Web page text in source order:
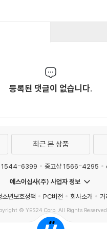
등록된 댓글이 없습니다.
최근 본 상품
1544-6399 중고샵 1566-4295
예스이십사(주) 사업자 정보
소년보호정책 PC버전 회사소개 거
© YES24 Corp. All Rights